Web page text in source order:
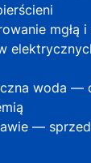
mgłą
woda —
—